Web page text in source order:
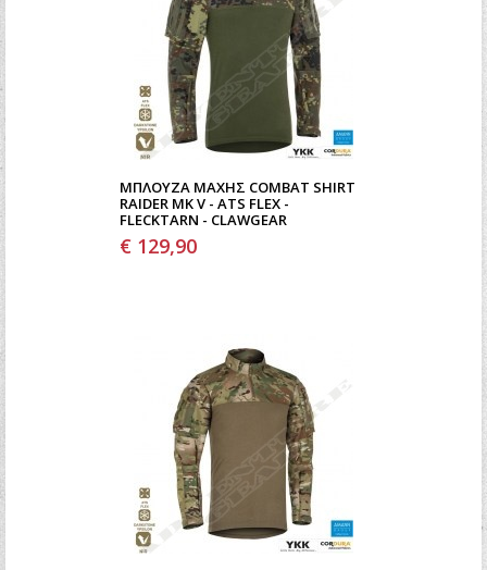
ΜΠΛΟΎΖΑ ΜΆΧΗΣ COMBAT SHIRT
RAIDER MK V - ATS FLEX -
FLECKTARN - CLAWGEAR
€ 129,90